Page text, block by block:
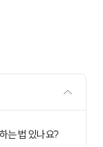
는 법 있나요?